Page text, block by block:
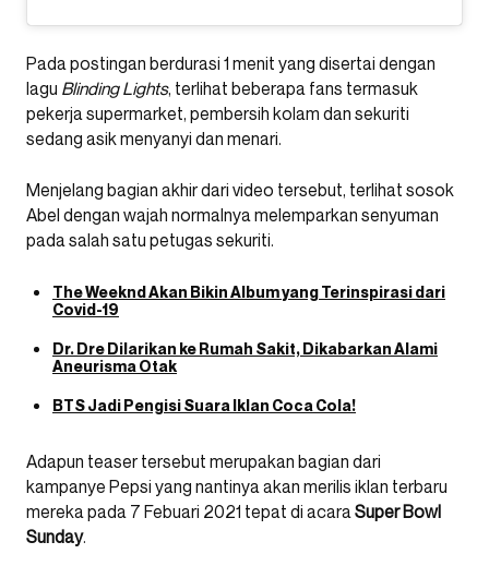
Pada postingan berdurasi 1 menit yang disertai dengan
lagu Blinding Lights, terlihat beberapa fans termasuk
pekerja supermarket, pembersih kolam dan sekuriti
sedang asik menyanyi dan menari.
Menjelang bagian akhir dari video tersebut, terlihat sosok
Abel dengan wajah normalnya melemparkan senyuman
pada salah satu petugas sekuriti.
The Weeknd Akan Bikin Album yang Terinspirasi dari
Covid-19
Dr. Dre Dilarikan ke Rumah Sakit, Dikabarkan Alami
Aneurisma Otak
BTS Jadi Pengisi Suara Iklan Coca Cola!
Adapun teaser tersebut merupakan bagian dari
kampanye Pepsi yang nantinya akan merilis iklan terbaru
mereka pada 7 Febuari 2021 tepat di acara Super Bowl
Sunday.